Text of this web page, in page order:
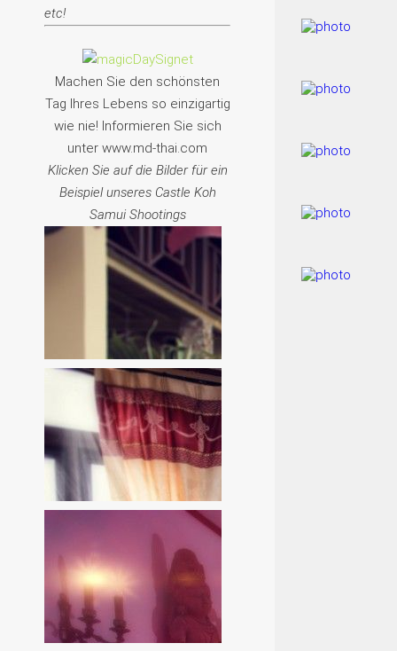
etc!
Machen Sie den schönsten
Tag Ihres Lebens so einzigartig
wie nie! Informieren Sie sich
unter www.md-thai.com
Klicken Sie auf die Bilder für ein
Beispiel unseres Castle Koh
Samui Shootings